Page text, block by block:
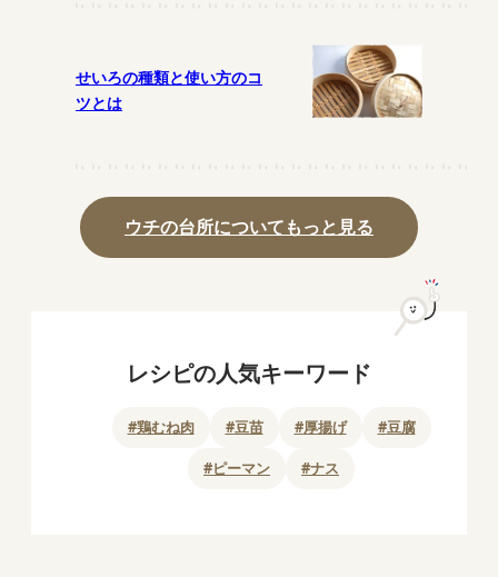
せいろの種類と使い方のコ
ツとは
ウチの台所についてもっと見る
レシピの人気キーワード
#鶏むね肉 #豆苗 #厚揚げ #豆腐
#ピーマン #ナス